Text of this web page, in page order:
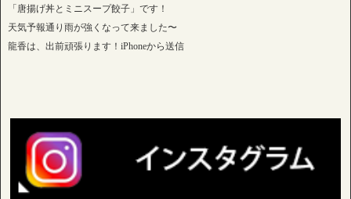
「唐揚げ丼とミニスープ餃子」です！
天気予報通り雨が強くなって来ました〜
龍香は、出前頑張ります！iPhoneから送信